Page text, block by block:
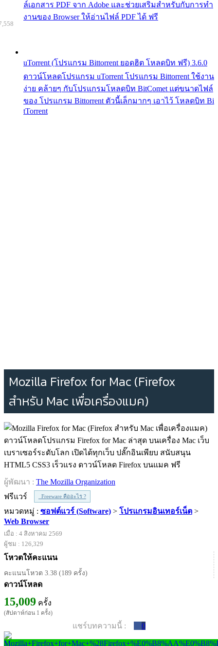
ล์เอกสาร PDF จาก Adobe และช่วยเสริมสำหรับกับการทำ
งานของ Browser ให้อ่านไฟล์ PDF ได้ ฟรี
uTorrent (โปรแกรม Bittorrent ยอดฮิต โหลดบิท ฟรี) 3.6.0
ดาวน์โหลดโปรแกรม uTorrent โปรแกรม Bittorrent ใช้งาน
ง่าย คล้ายๆ กับโปรแกรมโหลดบิท BitComet แต่ขนาดไฟล์
ของ โปรแกรม Bittorrent ตัวนี้เล็กมากๆ เอาไว้ โหลดบิท Bi
tTorrent
Mozilla Firefox for Mac (Firefox
สำหรับ Mac เพื่อเครื่องแมค)
ดาวน์โหลดโปรแกรม Firefox for Mac ล่าสุด บนเครื่อง Mac เว็บ
เบราเซอร์ระดับโลก เปิดได้ทุกเว็บ ปลั๊กอินเพียบ สนับสนุน
HTML5 CSS3 เร็วแรง ดาวน์โหลด Firefox บนแมค ฟรี
ผู้พัฒนา : The Mozilla Organization
ฟรีแวร์
Freeware คืออะไร ?
หมวดหมู่ : ซอฟต์แวร์ (Software) > โปรแกรมอินเทอร์เน็ต >
Web Browser
เมื่อ : 4 สิงหาคม 2569
ผู้ชม : 126,329
โหวตให้คะแนน
คะแนนโหวต 3.38 (189 ครั้ง)
ดาวน์โหลด
15,009 ครั้ง
(สัปดาห์ก่อน 1 ครั้ง)
แชร์บทความนี้ : 0